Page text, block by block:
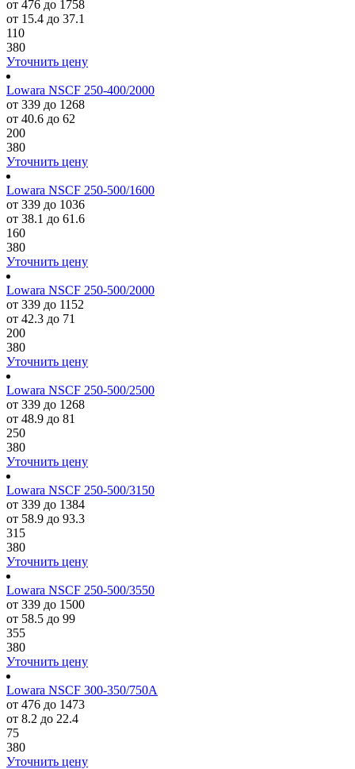
от 476 до 1758
от 15.4 до 37.1
110
380
Уточнить цену
Lowara NSCF 250-400/2000
от 339 до 1268
от 40.6 до 62
200
380
Уточнить цену
Lowara NSCF 250-500/1600
от 339 до 1036
от 38.1 до 61.6
160
380
Уточнить цену
Lowara NSCF 250-500/2000
от 339 до 1152
от 42.3 до 71
200
380
Уточнить цену
Lowara NSCF 250-500/2500
от 339 до 1268
от 48.9 до 81
250
380
Уточнить цену
Lowara NSCF 250-500/3150
от 339 до 1384
от 58.9 до 93.3
315
380
Уточнить цену
Lowara NSCF 250-500/3550
от 339 до 1500
от 58.5 до 99
355
380
Уточнить цену
Lowara NSCF 300-350/750A
от 476 до 1473
от 8.2 до 22.4
75
380
Уточнить цену